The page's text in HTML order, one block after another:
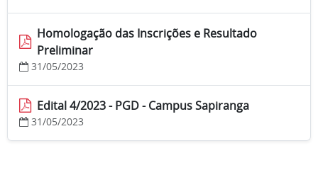
Homologação das Inscrições e Resultado
Preliminar
31/05/2023
Edital 4/2023 - PGD - Campus Sapiranga
31/05/2023